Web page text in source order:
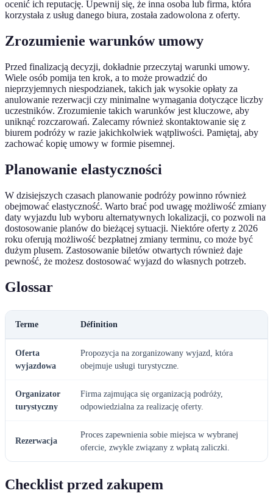
ocenić ich reputację. Upewnij się, że inna osoba lub firma, która
korzystała z usług danego biura, została zadowolona z oferty.
Zrozumienie warunków umowy
Przed finalizacją decyzji, dokładnie przeczytaj warunki umowy.
Wiele osób pomija ten krok, a to może prowadzić do
nieprzyjemnych niespodzianek, takich jak wysokie opłaty za
anulowanie rezerwacji czy minimalne wymagania dotyczące liczby
uczestników. Zrozumienie takich warunków jest kluczowe, aby
uniknąć rozczarowań. Zalecamy również skontaktowanie się z
biurem podróży w razie jakichkolwiek wątpliwości. Pamiętaj, aby
zachować kopię umowy w formie pisemnej.
Planowanie elastyczności
W dzisiejszych czasach planowanie podróży powinno również
obejmować elastyczność. Warto brać pod uwagę możliwość zmiany
daty wyjazdu lub wyboru alternatywnych lokalizacji, co pozwoli na
dostosowanie planów do bieżącej sytuacji. Niektóre oferty z 2026
roku oferują możliwość bezpłatnej zmiany terminu, co może być
dużym plusem. Zastosowanie biletów otwartych również daje
pewność, że możesz dostosować wyjazd do własnych potrzeb.
Glossar
Terme Définition
Oferta
wyjazdowa
Propozycja na zorganizowany wyjazd, która
obejmuje usługi turystyczne.
Organizator
turystyczny
Firma zajmująca się organizacją podróży,
odpowiedzialna za realizację oferty.
Rezerwacja
Proces zapewnienia sobie miejsca w wybranej
ofercie, zwykle związany z wpłatą zaliczki.
Checklist przed zakupem